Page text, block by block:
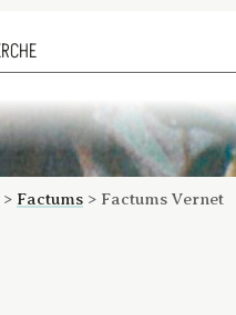
> Factums > Factums Vernet